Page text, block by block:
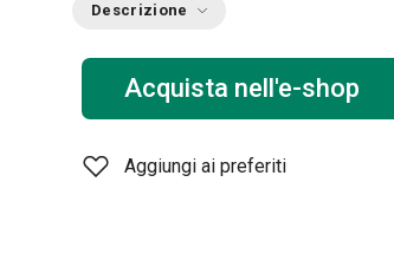
Descrizione
Acquista nell'e-shop
Aggiungi ai preferiti